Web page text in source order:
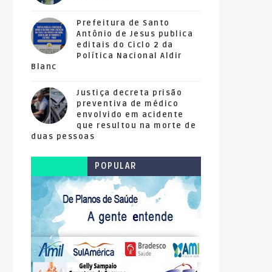
Prefeitura de Santo
Antônio de Jesus publica
editais do Ciclo 2 da
Política Nacional Aldir
Blanc
Justiça decreta prisão
preventiva de médico
envolvido em acidente
que resultou na morte de
duas pessoas
POPULAR